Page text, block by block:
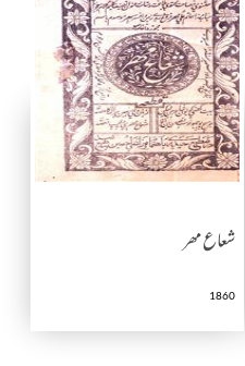
شعاع مھر
1860